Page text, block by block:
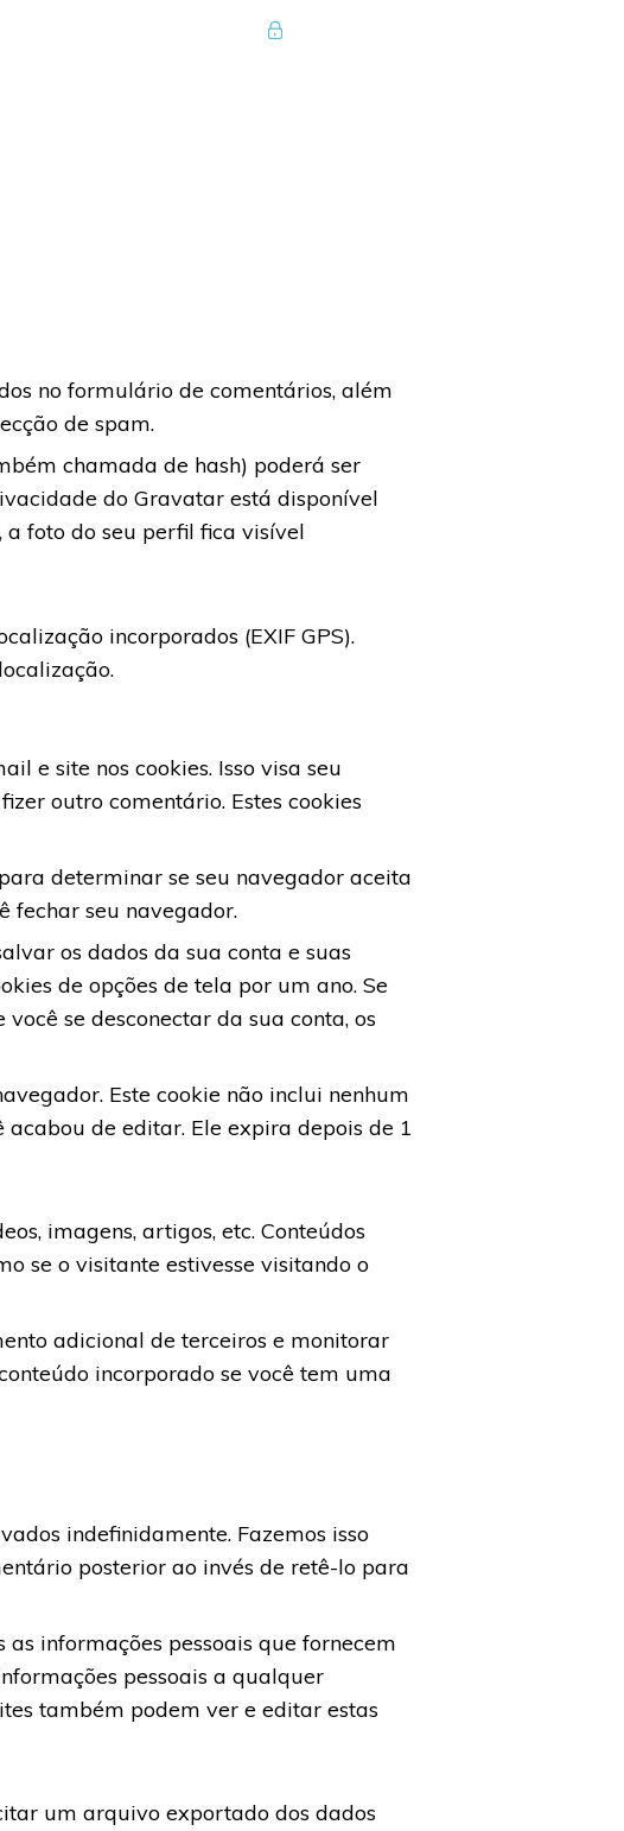
no formulário de comentários, além
de spam.
chamada de hash) poderá ser
do Gravatar está disponível
a foto do seu perfil fica visível
incorporados (EXIF GPS).
e site nos cookies. Isso visa seu
outro comentário. Estes cookies
determinar se seu navegador aceita
fechar seu navegador.
os dados da sua conta e suas
de opções de tela por um ano. Se
se desconectar da sua conta, os
Este cookie não inclui nenhum
de editar. Ele expira depois de 1
imagens, artigos, etc. Conteúdos
se o visitante estivesse visitando o
adicional de terceiros e monitorar
incorporado se você tem uma
indefinidamente. Fazemos isso
posterior ao invés de retê-lo para
informações pessoais que fornecem
pessoais a qualquer
também podem ver e editar estas
um arquivo exportado dos dados